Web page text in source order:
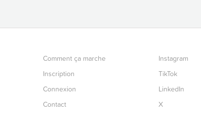
Comment ça marche
Inscription
Connexion
Contact
Instagram
TikTok
LinkedIn
X